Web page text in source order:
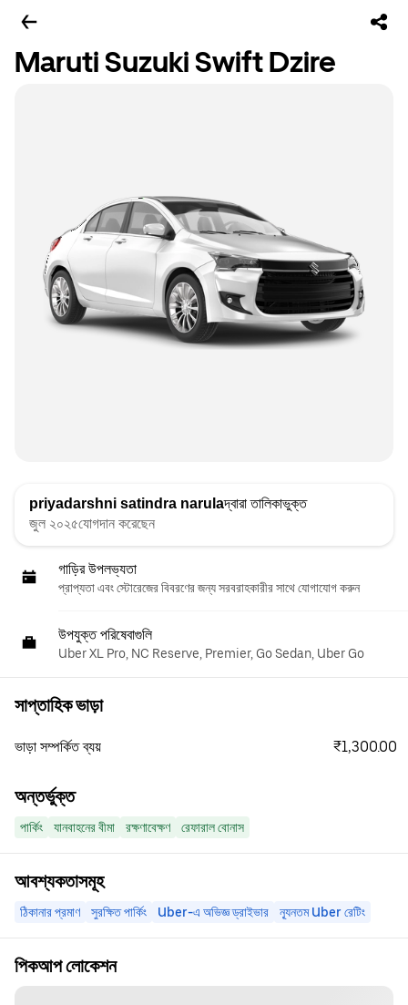
Maruti Suzuki Swift Dzire
priyadarshni satindra narulaদ্বারা তালিকাভুক্ত
জুল ২০২৫যোগদান করেছেন
গাড়ির উপলভ্যতা
প্রাপ্যতা এবং স্টোরেজের বিবরণের জন্য সরবরাহকারীর সাথে যোগাযোগ করুন
উপযুক্ত পরিষেবাগুলি
Uber XL Pro, NC Reserve, Premier, Go Sedan, Uber Go
সাপ্তাহিক ভাড়া
ভাড়া সম্পর্কিত ব্যয় ₹1,300.00
অন্তর্ভুক্ত
পার্কিং যানবাহনের বীমা রক্ষণাবেক্ষণ রেফারাল বোনাস
আবশ্যকতাসমূহ
ঠিকানার প্রমাণ সুরক্ষিত পার্কিং Uber-এ অভিজ্ঞ ড্রাইভার ন্যূনতম Uber রেটিং
পিকআপ লোকেশন